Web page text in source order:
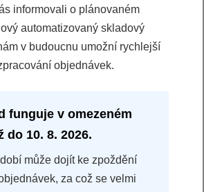
informovali o plánovaném
automatizovaný skladový
v budoucnu umožní rychlejší
objednávek.
funguje v omezeném
do 10. 8. 2026.
může dojít ke zpoždění
za což se velmi